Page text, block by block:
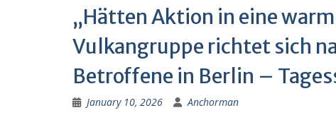
„Hätten Aktion in eine
Vulkangruppe richtet sich
Betroffene in Berlin –
January 10, 2026 Anchorman